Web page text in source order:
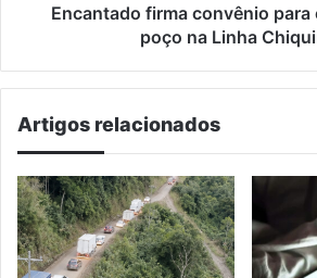
ChiquinhaEncantado firma convênio
poço na Linha
Artigos relacionados